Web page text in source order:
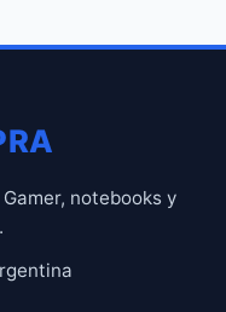
notebooks y